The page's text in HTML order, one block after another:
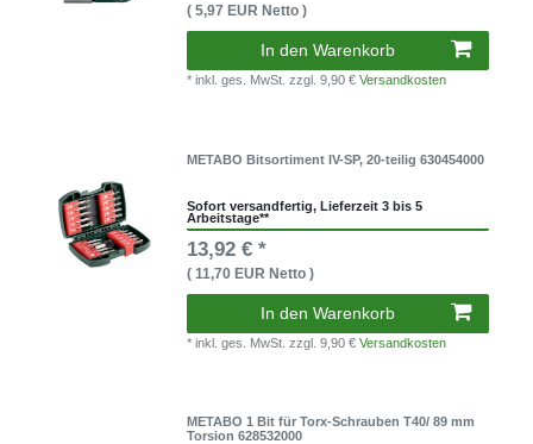
( 5,97 EUR Netto )
In den Warenkorb
* inkl. ges. MwSt.zzgl. 9,90 €Versandkosten
METABO Bitsortiment IV-SP, 20-teilig 630454000
Sofort versandfertig, Lieferzeit 3 bis 5
Arbeitstage**
13,92 € *
( 11,70 EUR Netto )
In den Warenkorb
* inkl. ges. MwSt.zzgl. 9,90 €Versandkosten
METABO 1 Bit für Torx-Schrauben T40/ 89 mm
Torsion 628532000